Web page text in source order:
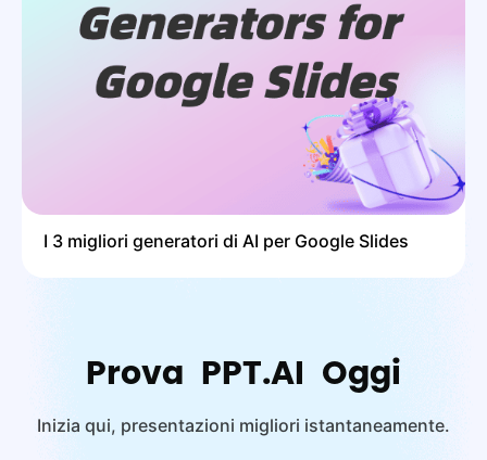
I 3 migliori generatori di AI per Google Slides
Prova PPT.AI Oggi
Inizia qui, presentazioni migliori istantaneamente.